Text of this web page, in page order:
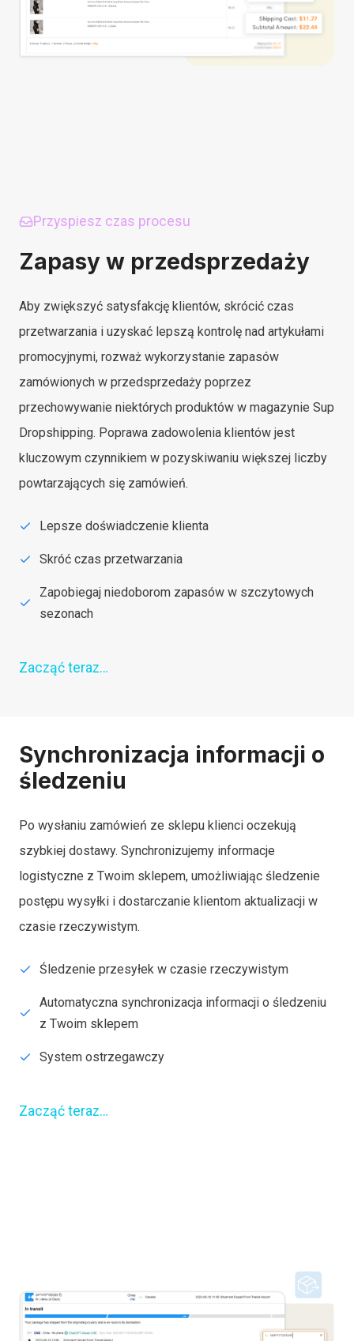
Przyspiesz czas procesu
Zapasy w przedsprzedaży
Aby zwiększyć satysfakcję klientów, skrócić czas
przetwarzania i uzyskać lepszą kontrolę nad artykułami
promocyjnymi, rozważ wykorzystanie zapasów
zamówionych w przedsprzedaży poprzez
przechowywanie niektórych produktów w magazynie Sup
Dropshipping. Poprawa zadowolenia klientów jest
kluczowym czynnikiem w pozyskiwaniu większej liczby
powtarzających się zamówień.
Lepsze doświadczenie klienta
Skróć czas przetwarzania
Zapobiegaj niedoborom zapasów w szczytowych
sezonach
Zacząć teraz…
Synchronizacja informacji o
śledzeniu
Po wysłaniu zamówień ze sklepu klienci oczekują
szybkiej dostawy. Synchronizujemy informacje
logistyczne z Twoim sklepem, umożliwiając śledzenie
postępu wysyłki i dostarczanie klientom aktualizacji w
czasie rzeczywistym.
Śledzenie przesyłek w czasie rzeczywistym
Automatyczna synchronizacja informacji o śledzeniu
z Twoim sklepem
System ostrzegawczy
Zacząć teraz…